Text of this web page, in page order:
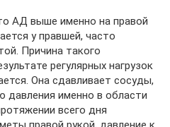
АД выше именно на правой
у правшей, часто
Причина такого
регулярных нагрузок
Она сдавливает сосуды,
именно в области
всего дня